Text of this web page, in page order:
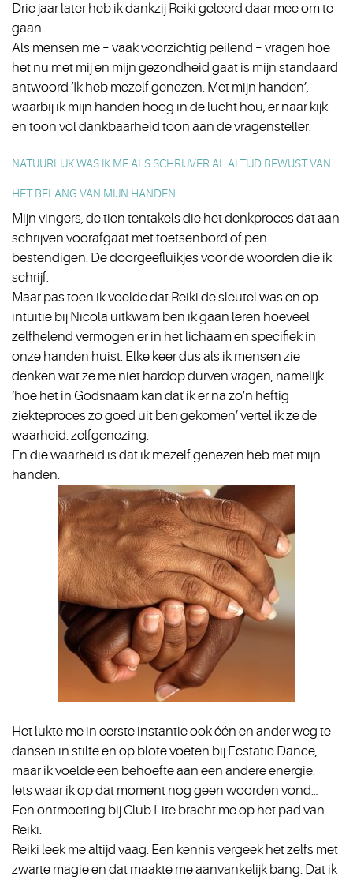
Drie jaar later heb ik dankzij Reiki geleerd daar mee om te
gaan.
Als mensen me – vaak voorzichtig peilend – vragen hoe
het nu met mij en mijn gezondheid gaat is mijn standaard
antwoord ‘Ik heb mezelf genezen. Met mijn handen’,
waarbij ik mijn handen hoog in de lucht hou, er naar kijk
en toon vol dankbaarheid toon aan de vragensteller.
NATUURLIJK WAS IK ME ALS SCHRIJVER AL ALTIJD BEWUST VAN
HET BELANG VAN MIJN HANDEN.
Mijn vingers, de tien tentakels die het denkproces dat aan
schrijven voorafgaat met toetsenbord of pen
bestendigen. De doorgeefluikjes voor de woorden die ik
schrijf.
Maar pas toen ik voelde dat Reiki de sleutel was en op
intuïtie bij Nicola uitkwam ben ik gaan leren hoeveel
zelfhelend vermogen er in het lichaam en specifiek in
onze handen huist. Elke keer dus als ik mensen zie
denken wat ze me niet hardop durven vragen, namelijk
‘hoe het in Godsnaam kan dat ik er na zo’n heftig
ziekteproces zo goed uit ben gekomen’ vertel ik ze de
waarheid: zelfgenezing.
En die waarheid is dat ik mezelf genezen heb met mijn
handen.
Het lukte me in eerste instantie ook één en ander weg te
dansen in stilte en op blote voeten bij Ecstatic Dance,
maar ik voelde een behoefte aan een andere energie.
Iets waar ik op dat moment nog geen woorden vond…
Een ontmoeting bij Club Lite bracht me op het pad van
Reiki.
Reiki leek me altijd vaag. Een kennis vergeek het zelfs met
zwarte magie en dat maakte me aanvankelijk bang. Dat ik